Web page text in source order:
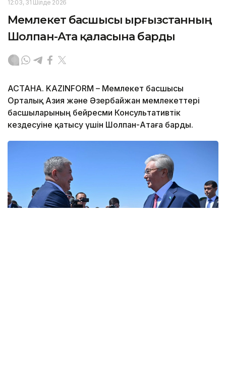
12:03, 31 Шілде 2026
Мемлекет басшысы Қырғызстанның
Шолпан-Ата қаласына барды
АСТАНА. KAZINFORM – Мемлекет басшысы
Орталық Азия және Әзербайжан мемлекеттері
басшыларының бейресми Консультативтік
кездесуіне қатысу үшін Шолпан-Атаға барды.